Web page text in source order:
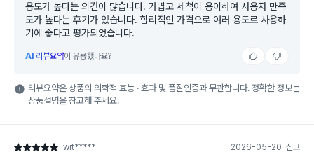
용도가 높다는 의견이 많습니다. 가볍고 세척이 용이하여 사용자 만족
도가 높다는 후기가 있습니다. 합리적인 가격으로 여러 용도로 사용하
기에 좋다고 평가되었습니다.
AI 리뷰요약이 유용했나요?
리뷰요약은 상품의 의학적 효능 · 효과 및 품질인증과 무관합니다. 정확한 정보는
상품설명을 참고해 주세요.
별점 5점 wit***** 2026-05-20 신고